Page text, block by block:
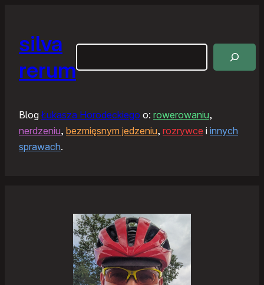
silva
rerum
Blog Łukasza Horodeckiego o: rowerowaniu,
nerdzeniu, bezmięsnym jedzeniu, rozrywce i innych
sprawach.